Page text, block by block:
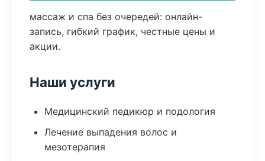
массаж и спа без очередей: онлайн-
запись, гибкий график, честные цены и
акции.
Наши услуги
Медицинский педикюр и подология
Лечение выпадения волос и
мезотерапия